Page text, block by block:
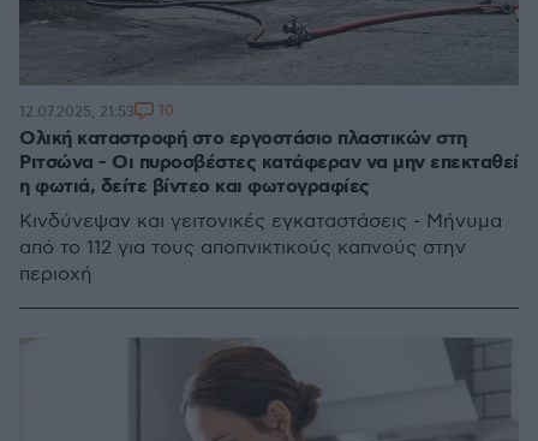
Ολική καταστροφή στο εργοστάσιο πλαστικών στη
Ριτσώνα - Οι πυροσβέστες κατάφεραν να μην επεκταθεί
η φωτιά, δείτε βίντεο και φωτογραφίες
Κινδύνεψαν και γειτονικές εγκαταστάσεις - Μήνυμα
από το 112 για τους αποπνικτικούς καπνούς στην
περιοχή
12.07.2025, 21:53 10